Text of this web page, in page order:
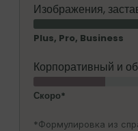
Изображения,
Plus, Pro, Business
Корпоративный и
Скоро*
*Формулировка из